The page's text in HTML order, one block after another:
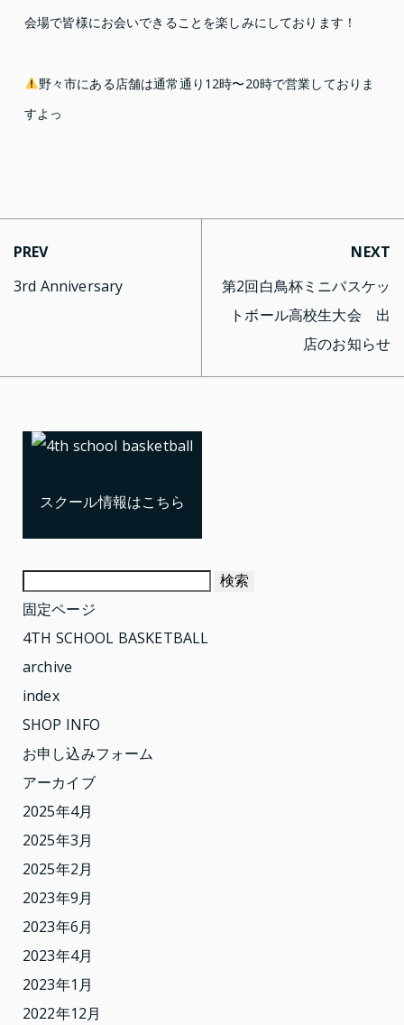
会場で皆様にお会いできることを楽しみにしております！
野々市にある店舗は通常通り12時〜20時で営業しておりま
すよっ
PREV
3rd Anniversary
NEXT
第2回白鳥杯ミニバスケッ
トボール高校生大会 出
店のお知らせ
スクール情報はこちら
索:
固定ページ
4TH SCHOOL BASKETBALL
archive
index
SHOP INFO
お申し込みフォーム
アーカイブ
2025年4月
2025年3月
2025年2月
2023年9月
2023年6月
2023年4月
2023年1月
2022年12月